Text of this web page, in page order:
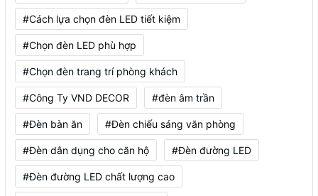
#Cách lựa chọn đèn LED tiết kiệm
#Chọn đèn LED phù hợp
#Chọn đèn trang trí phòng khách
#Công Ty VND DECOR #đèn âm trần
#Đèn bàn ăn #Đèn chiếu sáng văn phòng
#Đèn dân dụng cho căn hộ #Đèn đường LED
#Đèn đường LED chất lượng cao